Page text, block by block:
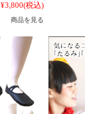
¥3,800(税込)
商品を見る